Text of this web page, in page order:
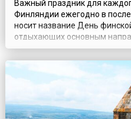
Важный праздник для
Финляндии ежегодно в
носит название День
отдыхающих основным
тёплое море, солнце,
бухты и лагуны. Очень
которых всегда манило в
север. Красота и сказочный